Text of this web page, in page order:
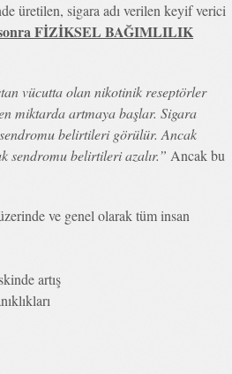
üretilen, sigara adı verilen keyif verici
sonra FİZİKSEL BAĞIMLILIK
vücutta olan nikotinik reseptörler
miktarda artmaya başlar. Sigara
belirtileri görülür. Ancak
sendromu belirtileri azalır.” Ancak bu
ve genel olarak tüm insan
artış